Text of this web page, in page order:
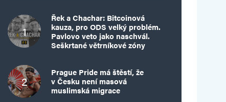
Řek a Chachar: Bitcoinová
kauza, pro ODS velký problém.
Pavlovo veto jako naschvál.
Seškrtané větrníkové zóny
Prague Pride má štěstí, že
v Česku není masová
muslimská migrace